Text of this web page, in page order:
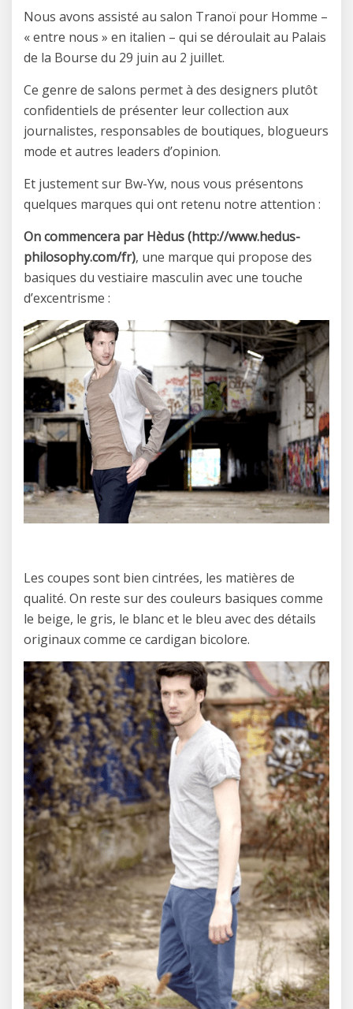
Nous avons assisté au salon Tranoï pour Homme –
« entre nous » en italien – qui se déroulait au Palais
de la Bourse du 29 juin au 2 juillet.
Ce genre de salons permet à des designers plutôt
confidentiels de présenter leur collection aux
journalistes, responsables de boutiques, blogueurs
mode et autres leaders d’opinion.
Et justement sur Bw-Yw, nous vous présentons
quelques marques qui ont retenu notre attention :
On commencera par Hèdus(http://www.hedus-
philosophy.com/fr), une marque qui propose des
basiques du vestiaire masculin avec une touche
d’excentrisme :
Les coupes sont bien cintrées, les matières de
qualité. On reste sur des couleurs basiques comme
le beige, le gris, le blanc et le bleu avec des détails
originaux comme ce cardigan bicolore.